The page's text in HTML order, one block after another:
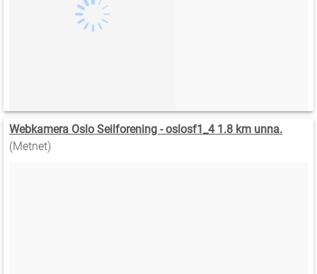
Webkamera Oslo Seilforening - oslosf1_4 1.8 km unna.
(Metnet)